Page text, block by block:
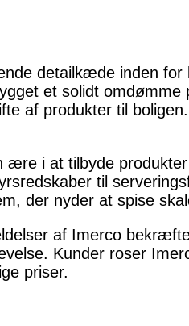
detailkæde inden
et solidt
af produkter til
i at tilbyde
til
der nyder at spise
af Imerco
Kunder roser
priser.